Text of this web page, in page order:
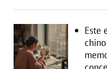
Este